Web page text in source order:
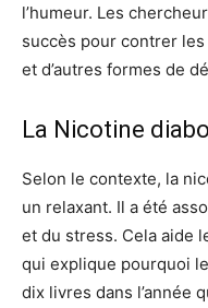
l’humeur. Les
succès pour contrer les
et d’autres formes de
La Nicotine
Selon le contexte, la
un relaxant. Il a été
et du stress. Cela aide
qui explique pourquoi
dix livres dans l’année